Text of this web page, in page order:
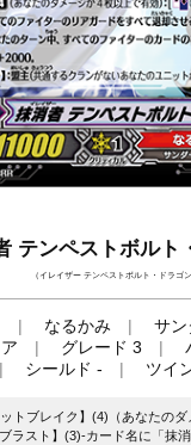
テンペストボルト
（イレイザー テンペストボルト・ドラゴン
なるかみ
サン
グレード 3
シールド - ツイ
ットブレイク】(4)（あなたの
ラスト】(3)-カード名に「抹